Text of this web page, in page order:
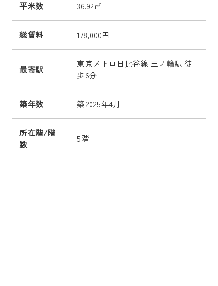
平米数 36.92㎡
総賃料 178,000円
最寄駅
東京メトロ日比谷線 三ノ輪駅 徒
歩6分
築年数 築2025年4月
所在階/階
数
5階